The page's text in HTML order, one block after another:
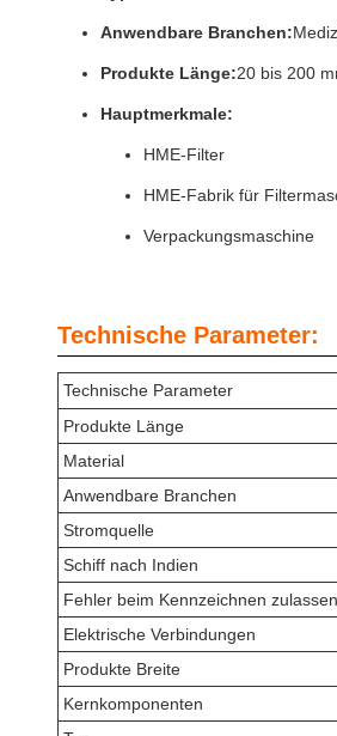
Anwendbare Branchen:
Produkte Länge:20 bis 200
Hauptmerkmale:
HME-Filter
HME-Fabrik für
Verpackungsmaschine
Technische Parameter:
Technische Parameter
Produkte Länge
Material
Anwendbare Branchen
Stromquelle
Schiff nach Indien
Fehler beim Kennzeichnen zulassen
Elektrische Verbindungen
Produkte Breite
Kernkomponenten